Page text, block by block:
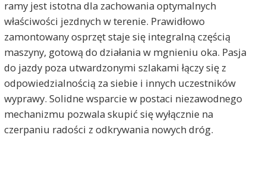
ramy jest istotna dla zachowania optymalnych
właściwości jezdnych w terenie. Prawidłowo
zamontowany osprzęt staje się integralną częścią
maszyny, gotową do działania w mgnieniu oka. Pasja
do jazdy poza utwardzonymi szlakami łączy się z
odpowiedzialnością za siebie i innych uczestników
wyprawy. Solidne wsparcie w postaci niezawodnego
mechanizmu pozwala skupić się wyłącznie na
czerpaniu radości z odkrywania nowych dróg.